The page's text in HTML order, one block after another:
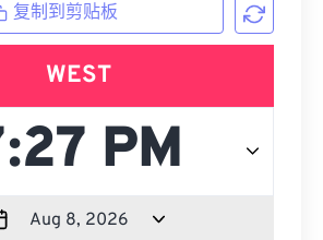
复制到剪贴板
WEST